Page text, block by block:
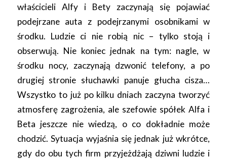
właścicieli Alfy i Bety zaczynają się pojawiać
podejrzane auta z podejrzanymi osobnikami w
środku. Ludzie ci nie robią nic – tylko stoją i
obserwują. Nie koniec jednak na tym: nagle, w
środku nocy, zaczynają dzwonić telefony, a po
drugiej stronie słuchawki panuje głucha cisza…
Wszystko to już po kilku dniach zaczyna tworzyć
atmosferę zagrożenia, ale szefowie spółek Alfa i
Beta jeszcze nie wiedzą, o co dokładnie może
chodzić. Sytuacja wyjaśnia się jednak już wkrótce,
gdy do obu tych firm przyjeżdżają dziwni ludzie i